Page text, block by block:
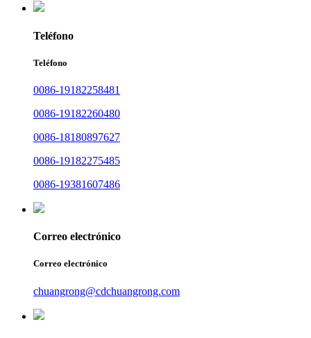
Teléfono
Teléfono
0086-19182258481
0086-19182260480
0086-18180897627
0086-19182275485
0086-19381607486
Correo electrónico
Correo electrónico
chuangrong@cdchuangrong.com